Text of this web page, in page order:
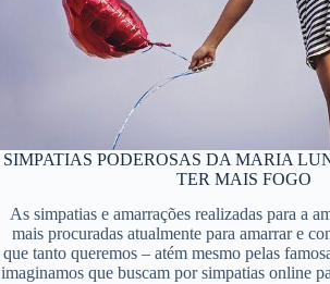
SIMPATIAS PODEROSAS DA MARIA
TER MAIS FOGO
As simpatias e amarrações realizadas para a
mais procuradas atualmente para amarrar e
que tanto queremos – atém mesmo pelas
imaginamos que buscam por simpatias online